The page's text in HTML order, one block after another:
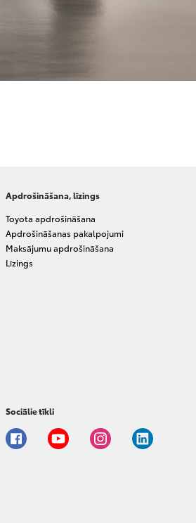
Apdrošināšana, līzings
Toyota apdrošināšana
Apdrošināšanas pakalpojumi
Maksājumu apdrošināšana
Līzings
Sociālie tīkli
Facebook
Youtube